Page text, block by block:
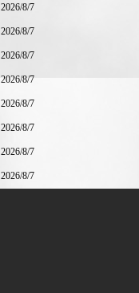
2026/8/7
2026/8/7
2026/8/7
2026/8/7
2026/8/7
2026/8/7
2026/8/7
2026/8/7